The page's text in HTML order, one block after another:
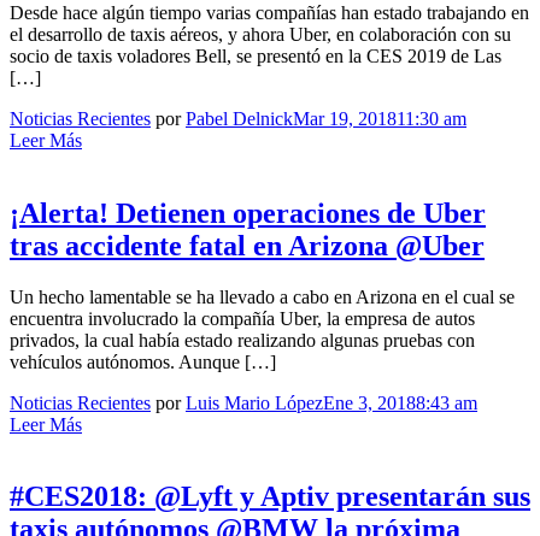
Desde hace algún tiempo varias compañías han estado trabajando en
el desarrollo de taxis aéreos, y ahora Uber, en colaboración con su
socio de taxis voladores Bell, se presentó en la CES 2019 de Las
[…]
Noticias Recientes porPabel DelnickMar 19, 201811:30 am
Leer Más
¡Alerta! Detienen operaciones de Uber
tras accidente fatal en Arizona @Uber
Un hecho lamentable se ha llevado a cabo en Arizona en el cual se
encuentra involucrado la compañía Uber, la empresa de autos
privados, la cual había estado realizando algunas pruebas con
vehículos autónomos. Aunque […]
Noticias Recientes porLuis Mario LópezEne 3, 20188:43 am
Leer Más
#CES2018: @Lyft y Aptiv presentarán sus
taxis autónomos @BMW la próxima